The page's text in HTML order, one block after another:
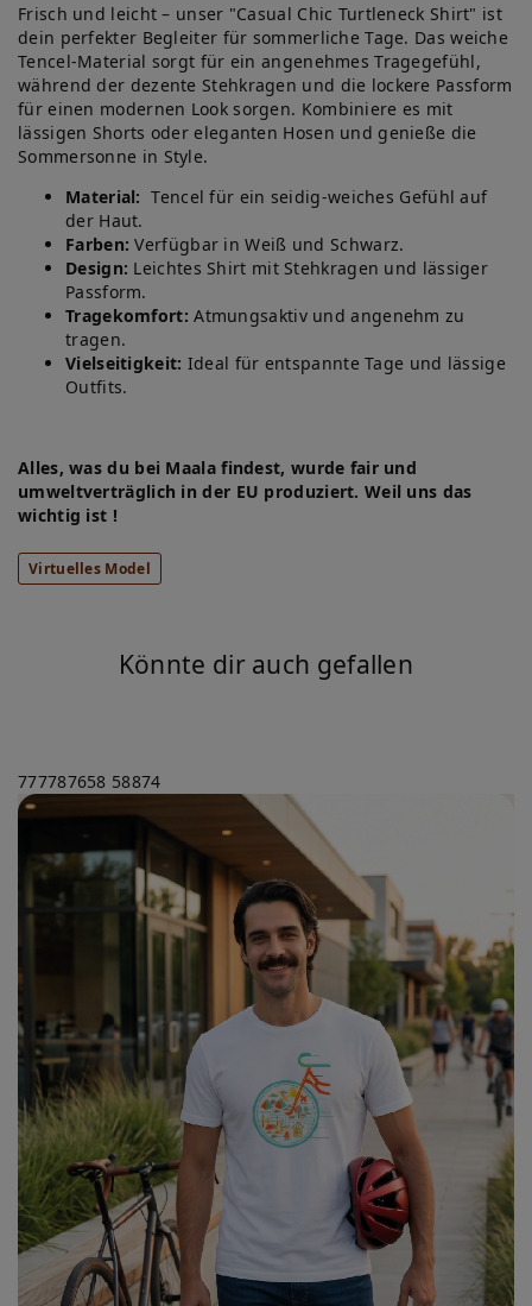
Frisch und leicht – unser "Casual Chic Turtleneck Shirt" ist
dein perfekter Begleiter für sommerliche Tage. Das weiche
Tencel-Material sorgt für ein angenehmes Tragegefühl,
während der dezente Stehkragen und die lockere Passform
für einen modernen Look sorgen. Kombiniere es mit
lässigen Shorts oder eleganten Hosen und genieße die
Sommersonne in Style.
Material: Tencel für ein seidig-weiches Gefühl auf
der Haut.
Farben: Verfügbar in Weiß und Schwarz.
Design: Leichtes Shirt mit Stehkragen und lässiger
Passform.
Tragekomfort: Atmungsaktiv und angenehm zu
tragen.
Vielseitigkeit: Ideal für entspannte Tage und lässige
Outfits.
Alles, was du bei Maala findest, wurde fair und
umweltverträglich in der EU produziert. Weil uns das
wichtig ist !
Virtuelles Model
Könnte dir auch gefallen
777787658 58874